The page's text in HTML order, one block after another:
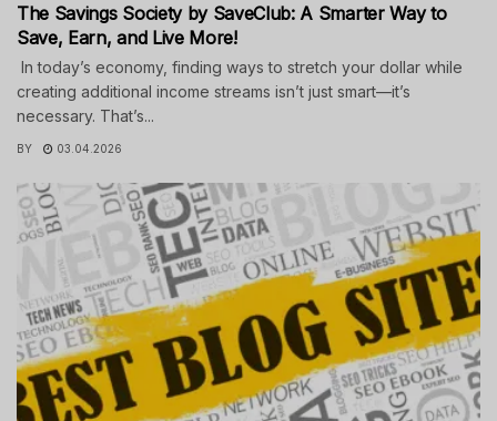
The Savings Society by SaveClub: A Smarter Way to
Save, Earn, and Live More!
In today’s economy, finding ways to stretch your dollar while
creating additional income streams isn’t just smart—it’s
necessary. That’s...
BY 03.04.2026